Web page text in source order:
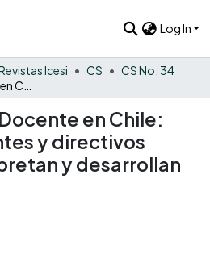
Log In
Icesi CS
CS No. 34
en Chile:
y directivos
y desarrollan